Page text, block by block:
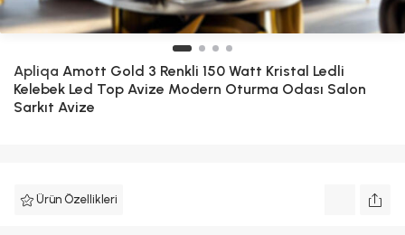
Apliqa Amott Gold 3 Renkli 150 Watt Kristal Ledli
Kelebek Led Top Avize Modern Oturma Odası Salon
Sarkıt Avize
Ürün Özellikleri